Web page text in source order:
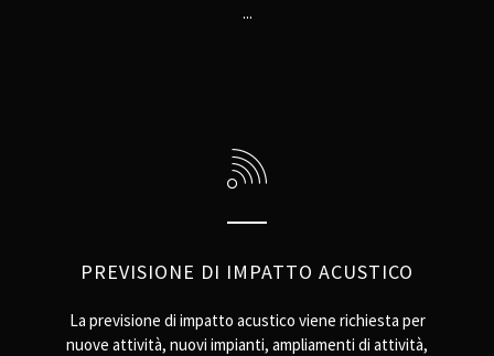
...
PREVISIONE DI IMPATTO ACUSTICO
La previsione di impatto acustico viene richiesta per
nuove attività, nuovi impianti, ampliamenti di attività,